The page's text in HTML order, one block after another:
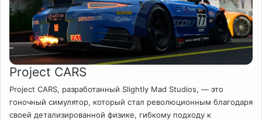
Project CARS
Project CARS, разработанный Slightly Mad Studios, — это
гоночный симулятор, который стал революционным благодаря
своей детализированной физике, гибкому подходу к